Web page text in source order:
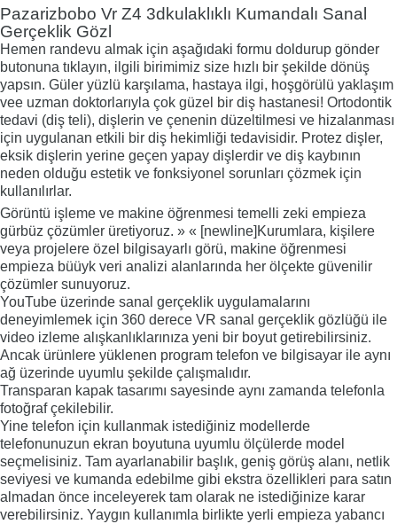
Pazarizbobo Vr Z4 3dkulaklıklı Kumandalı Sanal
Gerçeklik Gözl
Hemen randevu almak için aşağıdaki formu doldurup gönder
butonuna tıklayın, ilgili birimimiz size hızlı bir şekilde dönüş
yapsın. Güler yüzlü karşılama, hastaya ilgi, hoşgörülü yaklaşım
vee uzman doktorlarıyla çok güzel bir diş hastanesi! Ortodontik
tedavi (diş teli), dişlerin ve çenenin düzeltilmesi ve hizalanması
için uygulanan etkili bir diş hekimliği tedavisidir. Protez dişler,
eksik dişlerin yerine geçen yapay dişlerdir ve diş kaybının
neden olduğu estetik ve fonksiyonel sorunları çözmek için
kullanılırlar.
Görüntü işleme ve makine öğrenmesi temelli zeki empieza
gürbüz çözümler üretiyoruz. » « [newline]Kurumlara, kişilere
veya projelere özel bilgisayarlı görü, makine öğrenmesi
empieza büüyk veri analizi alanlarında her ölçekte güvenilir
çözümler sunuyoruz.
YouTube üzerinde sanal gerçeklik uygulamalarını
deneyimlemek için 360 derece VR sanal gerçeklik gözlüğü ile
video izleme alışkanlıklarınıza yeni bir boyut getirebilirsiniz.
Ancak ürünlere yüklenen program telefon ve bilgisayar ile aynı
ağ üzerinde uyumlu şekilde çalışmalıdır.
Transparan kapak tasarımı sayesinde aynı zamanda telefonla
fotoğraf çekilebilir.
Yine telefon için kullanmak istediğiniz modellerde
telefonunuzun ekran boyutuna uyumlu ölçülerde model
seçmelisiniz. Tam ayarlanabilir başlık, geniş görüş alanı, netlik
seviyesi ve kumanda edebilme gibi ekstra özellikleri para satın
almadan önce inceleyerek tam olarak ne istediğinize karar
verebilirsiniz. Yaygın kullanımla birlikte yerli empieza yabancı